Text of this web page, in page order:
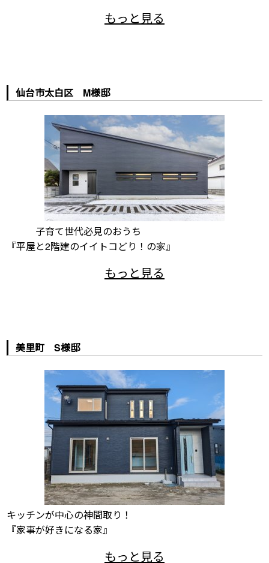
仙台市太白区 M様邸
子育て世代必見のおうち
『平屋と2階建のイイトコどり！の家』
美里町 S様邸
キッチンが中心の神間取り！
『家事が好きになる家』